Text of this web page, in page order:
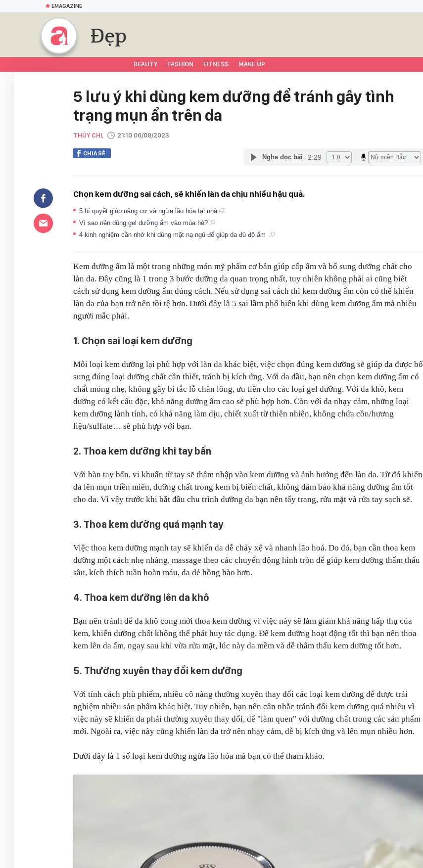
EMAGAZINE
Đẹp
BEAUTY FASHION FITNESS MAKE UP
5 lưu ý khi dùng kem dưỡng để tránh gây tình
trạng mụn ẩn trên da
THÙY CHI, 21:10 06/08/2023
CHIA SẺ Nghe đọc bài 2:29
Chọn kem dưỡng sai cách, sẽ khiến làn da chịu nhiều hậu quả.
5 bí quyết giúp nâng cơ và ngừa lão hóa tại nhà
Vì sao nên dùng gel dưỡng ẩm vào mùa hè?
4 kinh nghiệm cần nhớ khi dùng mặt nạ ngủ để giúp da đủ độ ẩm
Kem dưỡng ẩm là một trong những món mỹ phẩm cơ bản giúp cấp ẩm và bổ sung dưỡng chất cho
làn da. Đây cũng là 1 trong 3 bước dưỡng da quan trọng nhất, tuy nhiên không phải ai cũng biết
cách sử dụng kem dưỡng ẩm đúng cách. Nếu sử dụng sai cách thì kem dưỡng ẩm còn có thể khiến
làn da của bạn trở nên tồi tệ hơn. Dưới đây là 5 sai lầm phổ biến khi dùng kem dưỡng ẩm mà nhiều
người mắc phải.
1. Chọn sai loại kem dưỡng
Mỗi loại kem dưỡng lại phù hợp với làn da khác biệt, việc chọn đúng kem dưỡng sẽ giúp da được bổ
sung đúng loại dưỡng chất cần thiết, tránh bị kích ứng. Với da dầu, bạn nên chọn kem dưỡng ẩm có
chất mỏng nhẹ, không gây bí tắc lỗ chân lông, ưu tiên cho các loại gel dưỡng. Với da khô, kem
dưỡng có kết cấu đặc, khả năng dưỡng ẩm cao sẽ phù hợp hơn. Còn với da nhạy cảm, những loại
kem dưỡng lành tính, có khả năng làm dịu, chiết xuất từ thiên nhiên, không chứa cồn/hương
liệu/sulfate… sẽ phù hợp với bạn.
2. Thoa kem dưỡng khi tay bẩn
Với bàn tay bẩn, vi khuẩn từ tay sẽ thâm nhập vào kem dưỡng và ảnh hưởng đến làn da. Từ đó khiến
da lên mụn triền miên, dưỡng chất trong kem bị biến chất, không đảm bảo khả năng dưỡng ẩm tốt
cho da. Vì vậy trước khi bắt đầu chu trình dưỡng da bạn nên tẩy trang, rửa mặt và rửa tay sạch sẽ.
3. Thoa kem dưỡng quá mạnh tay
Việc thoa kem dưỡng mạnh tay sẽ khiến da dễ chảy xệ và nhanh lão hoá. Do đó, bạn cần thoa kem
dưỡng một cách nhẹ nhàng, massage theo các chuyển động hình tròn để giúp kem dưỡng thẩm thấu
sâu, kích thích tuần hoàn máu, da dẻ hồng hào hơn.
4. Thoa kem dưỡng lên da khô
Bạn nên tránh để da khô cong mới thoa kem dưỡng vì việc này sẽ làm giảm khả năng hấp thụ của
kem, khiến dưỡng chất không thể phát huy tác dụng. Để kem dưỡng hoạt động tốt thì bạn nên thoa
kem lên da ẩm, ngay sau khi vừa rửa mặt, lúc này da mềm và dễ thẩm thấu kem dưỡng tốt hơn.
5. Thường xuyên thay đổi kem dưỡng
Với tính cách phù phiếm, nhiều cô nàng thường xuyên thay đổi các loại kem dưỡng để được trải
nghiệm nhiều sản phẩm khác biệt. Tuy nhiên, bạn nên cân nhắc tránh đổi kem dưỡng quá nhiều vì
việc này sẽ khiến da phải thường xuyên thay đổi, để "làm quen" với dưỡng chất trong các sản phẩm
mới. Ngoài ra, việc này cũng khiến làn da trở nên nhạy cảm, dễ bị kích ứng và lên mụn nhiều hơn.
Dưới đây là 1 số loại kem dưỡng ngừa lão hóa mà bạn có thể tham khảo.